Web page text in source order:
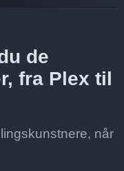
de
fra Plex til
når